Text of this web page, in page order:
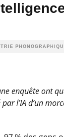
enquête ont
l’IA d’un